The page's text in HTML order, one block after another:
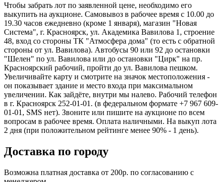
Чтобы забрать лот по заявленной цене, необходимо его
выкупить на аукционе. Самовывоз в рабочее время с 10.00 до
19.30 часов ежедневно (кроме 1 января), магазин "Новая
Система", г. Красноярск, ул. Академика Вавилова 1, строение
48, вход со стороны ТК "Атмосфера дома" (то есть с обратной
стороны от ул. Вавилова). Автобусы 90 или 92 до остановки
"Шелен" по ул. Вавилова или до остановки "Цирк" на пр.
Красноярский рабочий, пройти до ул. Вавилова пешком.
Увеличивайте карту и смотрите на значок местоположения -
он показывает здание и место входа при максимальном
увеличении. Как зайдёте, внутри мы налево. Рабочий телефон
в г. Красноярск 252-01-01. (в федеральном формате +7 967 609-
01-01, SMS нет). Звоните или пишите на аукционе по всем
вопросам в рабочее время. Оплата наличными. На выкуп лота
2 дня (при положительном рейтинге менее 90% - 1 день).
Доставка по городу
Возможна платная доставка от 200р. по согласованию с